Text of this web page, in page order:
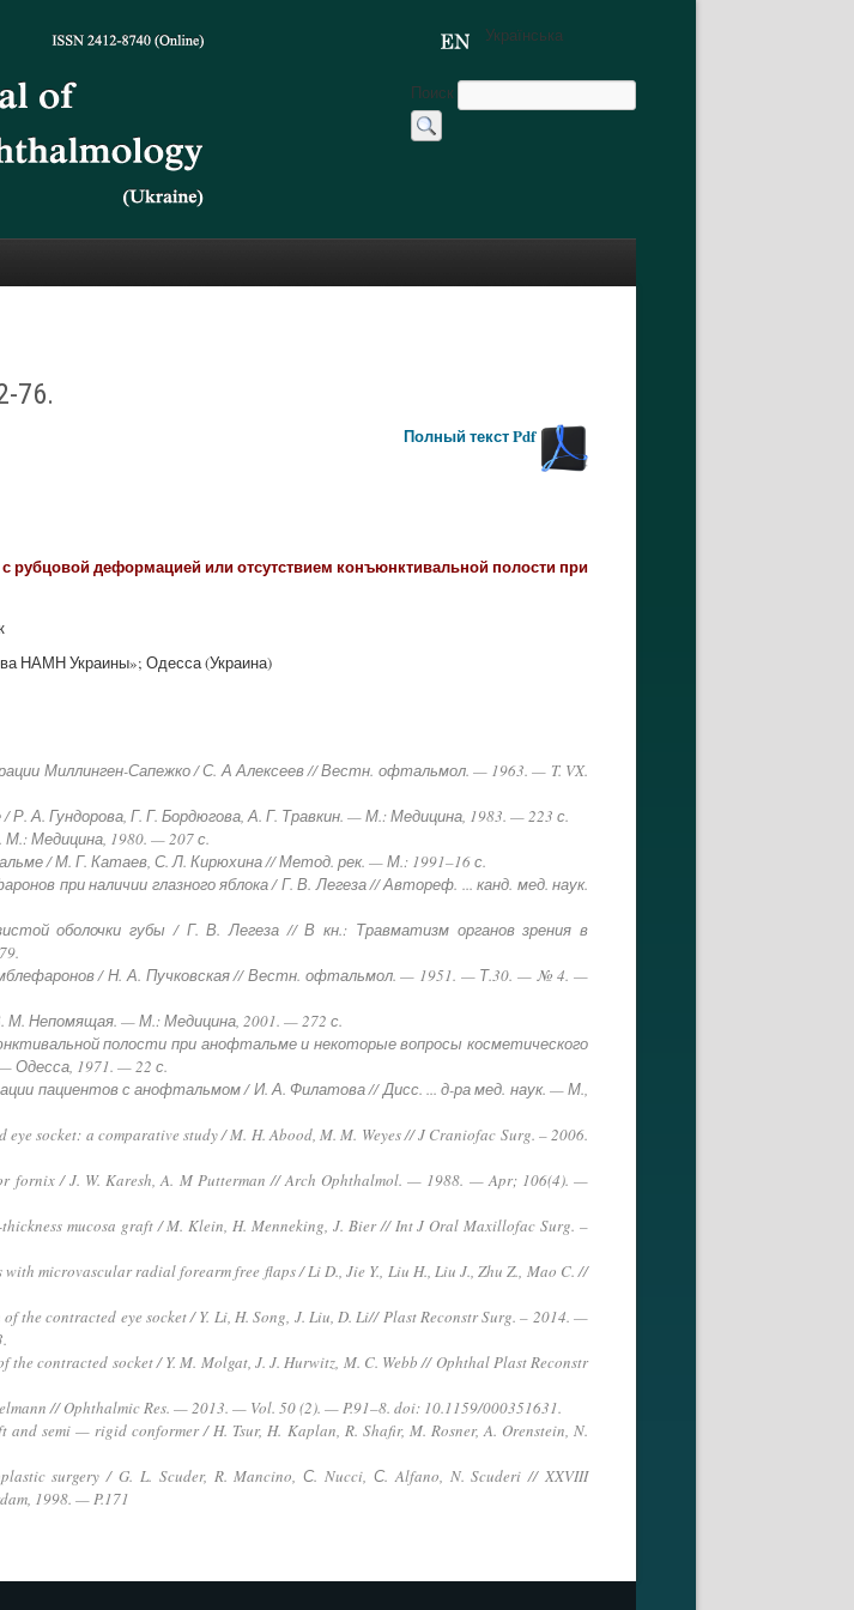
Українська
Поиск
76.
Полный текст Pdf
рубцовой деформацией или отсутствием конъюнктивальной полости при
НАМН Украины»; Одесса (Украина)
Миллинген-Сапежко / С. А Алексеев // Вестн. офтальмол. — 1963. — T. VX.
А. Гундорова, Г. Г. Бордюгова, А. Г. Травкин. — М.: Медицина, 1983. — 223 с.
Медицина, 1980. — 207 с.
/ М. Г. Катаев, С. Л. Кирюхина // Метод. рек. — М.: 1991–16 с.
при наличии глазного яблока / Г. В. Легеза // Автореф. ... канд. мед. наук.
оболочки губы / Г. В. Легеза // В кн.: Травматизм органов зрения в
/ Н. А. Пучковская // Вестн. офтальмол. — 1951. — Т.30. — № 4. —
М. Непомящая. — М.: Медицина, 2001. — 272 с.
полости при анофтальме и некоторые вопросы косметического
Одесса, 1971. — 22 с.
пациентов с анофтальмом / И. А. Филатова // Дисс. ... д-ра мед. наук. — М.,
socket: a comparative study / M. H. Abood, M. M. Weyes // J Craniofac Surg. – 2006.
fornix / J. W. Karesh, A. M Putterman // Arch Ophthalmol. — 1988. — Apr; 106(4). —
mucosa graft / M. Klein, H. Menneking, J. Bier // Int J Oral Maxillofac Surg. –
microvascular radial forearm free flaps / Li D., Jie Y., Liu H., Liu J., Zhu Z., Mao C. //
the contracted eye socket / Y. Li, H. Song, J. Liu, D. Li// Plast Reconstr Surg. – 2014. —
contracted socket / Y. M. Molgat, J. J. Hurwitz, M. C. Webb // Ophthal Plast Reconstr
// Ophthalmic Res. — 2013. — Vol. 50 (2). — P.91–8. doi: 10.1159/000351631.
semi — rigid conformer / H. Tsur, H. Kaplan, R. Shafir, M. Rosner, A. Orenstein, N.
surgery / G. L. Scuder, R. Mancino, С. Nucci, С. Alfano, N. Scuderi // XXVIII
1998. — P.171